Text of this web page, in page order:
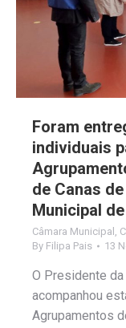
Foram
individuais
de Canas
Municipal
Câmara Municipal ,
By Filipa Pais 13
O Presidente
acompanhou
Agrupamentos